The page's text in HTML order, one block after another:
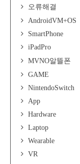
오류해결
AndroidVM+OS
SmartPhone
iPadPro
MVNO알뜰폰
GAME
NintendoSwitch
App
Hardware
Laptop
Wearable
VR